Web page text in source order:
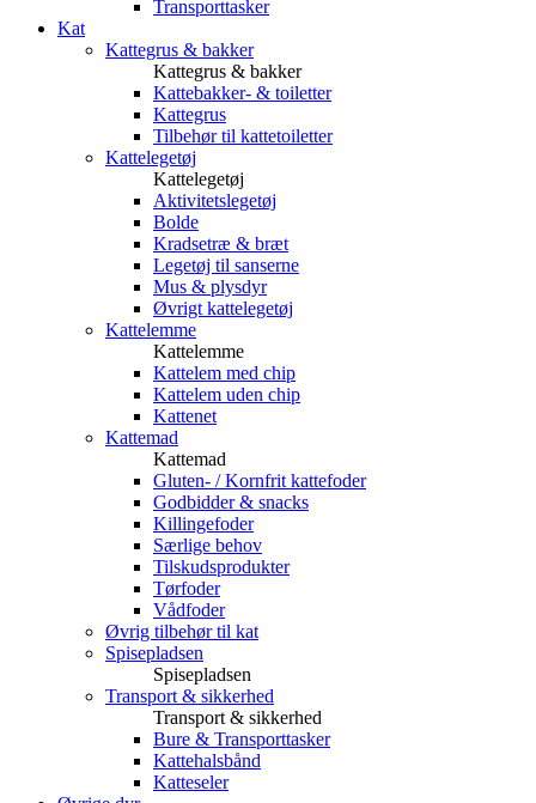
Transporttasker
Kat
Kattegrus & bakker
Kattegrus & bakker
Kattebakker- & toiletter
Kattegrus
Tilbehør til kattetoiletter
Kattelegetøj
Kattelegetøj
Aktivitetslegetøj
Bolde
Kradsetræ & bræt
Legetøj til sanserne
Mus & plysdyr
Øvrigt kattelegetøj
Kattelemme
Kattelemme
Kattelem med chip
Kattelem uden chip
Kattenet
Kattemad
Kattemad
Gluten- / Kornfrit kattefoder
Godbidder & snacks
Killingefoder
Særlige behov
Tilskudsprodukter
Tørfoder
Vådfoder
Øvrig tilbehør til kat
Spisepladsen
Spisepladsen
Transport & sikkerhed
Transport & sikkerhed
Bure & Transporttasker
Kattehalsbånd
Katteseler